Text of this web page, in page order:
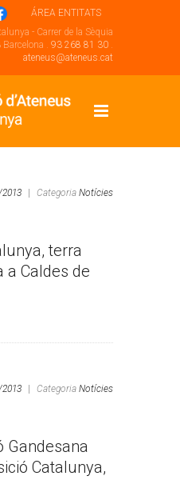
ÁREA ENTITATS
- Carrer de la Sèquia
. 93 268 81 30 .
ateneus@ateneus.cat
Categoria Notícies
terra
a Caldes de
Categoria Notícies
Gandesana
Catalunya,